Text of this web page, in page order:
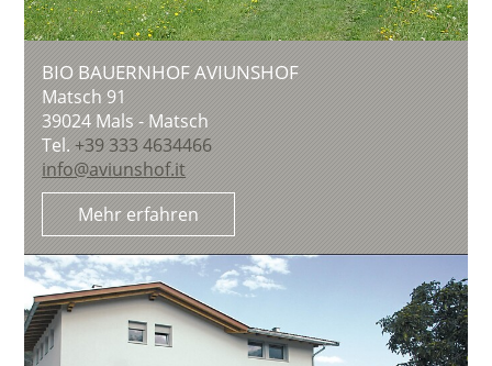
BIO BAUERNHOF AVIUNSHOF
Matsch 91
39024 Mals - Matsch
Tel.+39 333 4634466
info@aviunshof.it
Mehr erfahren